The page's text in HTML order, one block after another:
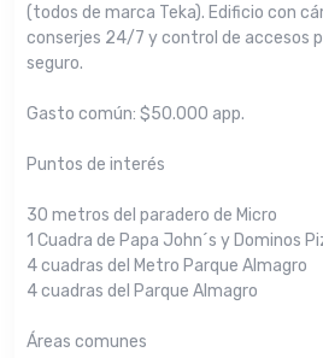
(todos de marca Teka). Edificio con
conserjes 24/7 y control de accesos
seguro.
Gasto común: $50.000 app.
Puntos de interés
30 metros del paradero de Micro
1 Cuadra de Papa John´s y Dominos
4 cuadras del Metro Parque Almagro
4 cuadras del Parque Almagro
Áreas comunes